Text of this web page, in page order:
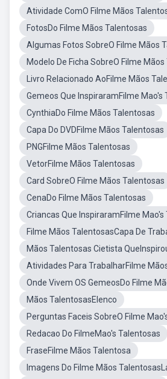
Atividade ComO Filme Mãos
FotosDo Filme Mãos Talentosas
Algumas Fotos SobreO Filme Mãos
Modelo De Ficha SobreO Filme
Livro Relacionado AoFilme Mãos
Gemeos Que InspiraramFilme Mao's
CynthiaDo Filme Mãos Talentosas
Capa Do DVDFilme Mãos Talentosas
PNGFilme Mãos Talentosas
VetorFilme Mãos Talentosas
Card SobreO Filme Mãos Talentosas
CenaDo Filme Mãos Talentosas
Criancas Que InspiraramFilme Mao's
Filme Mãos TalentosasCapa De
Mãos Talentosas Cietista
Atividades Para TrabalharFilme
Onde Vivem OS GemeosDo Filme
Mãos TalentosasElenco
Perguntas Faceis SobreO Filme
Redacao Do FilmeMao's Talentosas
FraseFilme Mãos Talentosa
Imagens Do Filme Mãos